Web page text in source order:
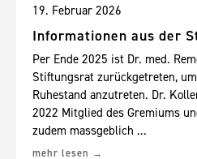
19. Februar 2026
Informationen aus der
Per Ende 2025 ist Dr. med.
Stiftungsrat zurückgetreten,
Ruhestand anzutreten. Dr.
2022 Mitglied des Gremiums
zudem massgeblich ...
mehr lesen